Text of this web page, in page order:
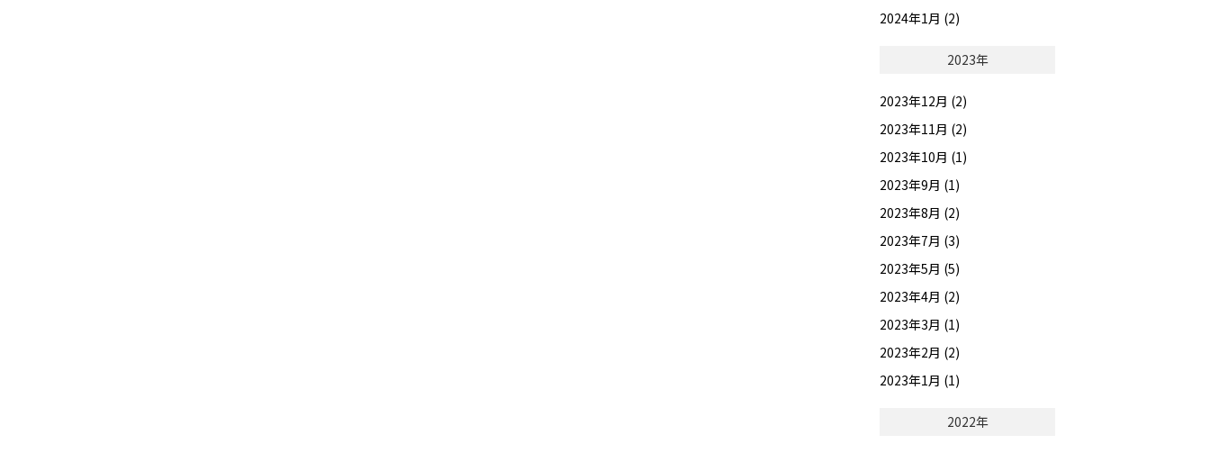
2024年1月 (2)
2023年
2023年12月 (2)
2023年11月 (2)
2023年10月 (1)
2023年9月 (1)
2023年8月 (2)
2023年7月 (3)
2023年5月 (5)
2023年4月 (2)
2023年3月 (1)
2023年2月 (2)
2023年1月 (1)
2022年